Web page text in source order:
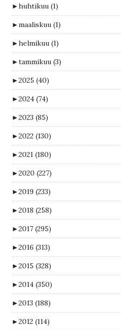
►huhtikuu (1)
►maaliskuu (1)
►helmikuu (1)
►tammikuu (3)
►2025 (40)
►2024 (74)
►2023 (85)
►2022 (130)
►2021 (180)
►2020 (227)
►2019 (233)
►2018 (258)
►2017 (295)
►2016 (313)
►2015 (328)
►2014 (350)
►2013 (188)
►2012 (114)